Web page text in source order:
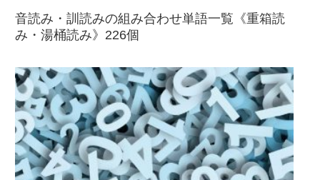
音読み・訓読みの組み合わせ単語一覧《重箱読
み・湯桶読み》226個